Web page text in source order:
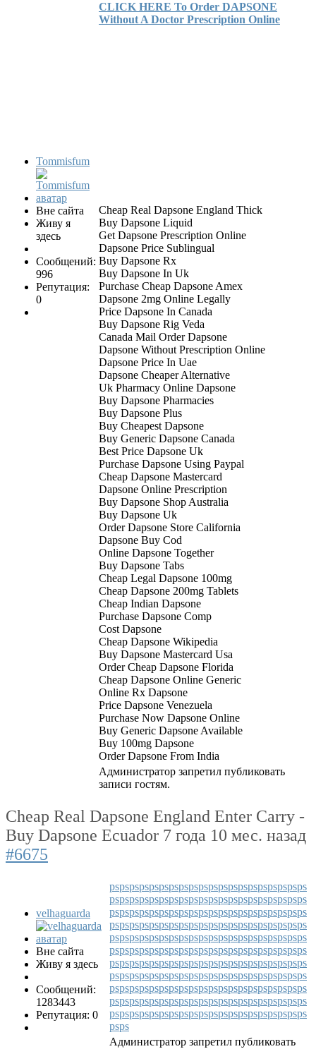
Tommisfum
Вне сайта
Живу я
здесь
Сообщений:
996
Репутация:
0
CLICK HERE To Order DAPSONE
Without A Doctor Prescription Online
Cheap Real Dapsone England Thick
Buy Dapsone Liquid
Get Dapsone Prescription Online
Dapsone Price Sublingual
Buy Dapsone Rx
Buy Dapsone In Uk
Purchase Cheap Dapsone Amex
Dapsone 2mg Online Legally
Price Dapsone In Canada
Buy Dapsone Rig Veda
Canada Mail Order Dapsone
Dapsone Without Prescription Online
Dapsone Price In Uae
Dapsone Cheaper Alternative
Uk Pharmacy Online Dapsone
Buy Dapsone Pharmacies
Buy Dapsone Plus
Buy Cheapest Dapsone
Buy Generic Dapsone Canada
Best Price Dapsone Uk
Purchase Dapsone Using Paypal
Cheap Dapsone Mastercard
Dapsone Online Prescription
Buy Dapsone Shop Australia
Buy Dapsone Uk
Order Dapsone Store California
Dapsone Buy Cod
Online Dapsone Together
Buy Dapsone Tabs
Cheap Legal Dapsone 100mg
Cheap Dapsone 200mg Tablets
Cheap Indian Dapsone
Purchase Dapsone Comp
Cost Dapsone
Cheap Dapsone Wikipedia
Buy Dapsone Mastercard Usa
Order Cheap Dapsone Florida
Cheap Dapsone Online Generic
Online Rx Dapsone
Price Dapsone Venezuela
Purchase Now Dapsone Online
Buy Generic Dapsone Available
Buy 100mg Dapsone
Order Dapsone From India
Администратор запретил публиковать
записи гостям.
Cheap Real Dapsone England Enter Carry -
Buy Dapsone Ecuador 7 года 10 мес. назад
#6675
velhaguarda
Вне сайта
Живу я здесь
Сообщений:
1283443
Репутация: 0
pspspspspspspspspspspspspspspspspspspsps
pspspspspspspspspspspspspspspspspspspsps
pspspspspspspspspspspspspspspspspspspsps
pspspspspspspspspspspspspspspspspspspsps
pspspspspspspspspspspspspspspspspspspsps
pspspspspspspspspspspspspspspspspspspsps
pspspspspspspspspspspspspspspspspspspsps
pspspspspspspspspspspspspspspspspspspsps
pspspspspspspspspspspspspspspspspspspsps
pspspspspspspspspspspspspspspspspspspsps
pspspspspspspspspspspspspspspspspspspsps
psps
Администратор запретил публиковать